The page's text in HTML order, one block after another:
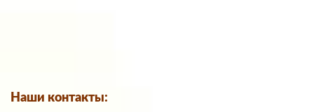
Наши контакты: